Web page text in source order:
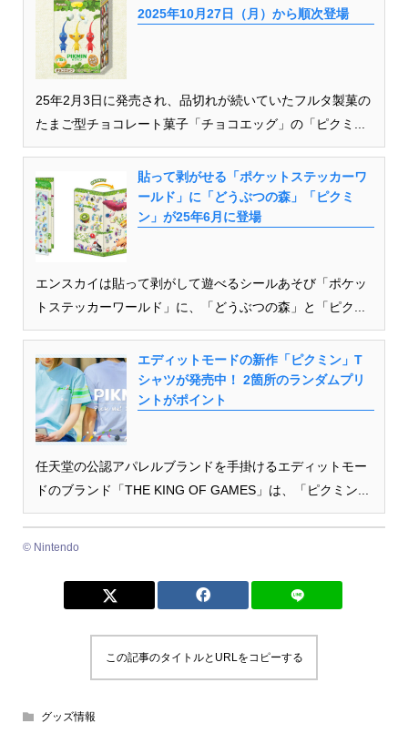
2025年10月27日（月）から順次登場
25年2月3日に発売され、品切れが続いていたフルタ製菓の
たまご型チョコレート菓子「チョコエッグ」の「ピクミ...
貼って剥がせる「ポケットステッカーワ
ールド」に「どうぶつの森」「ピクミ
ン」が25年6月に登場
エンスカイは貼って剥がして遊べるシールあそび「ポケッ
トステッカーワールド」に、「どうぶつの森」と「ピク...
エディットモードの新作「ピクミン」T
シャツが発売中！ 2箇所のランダムプリ
ントがポイント
任天堂の公認アパレルブランドを手掛けるエディットモー
ドのブランド「THE KING OF GAMES」は、「ピクミン...
© Nintendo
この記事のタイトルとURLをコピーする
グッズ情報